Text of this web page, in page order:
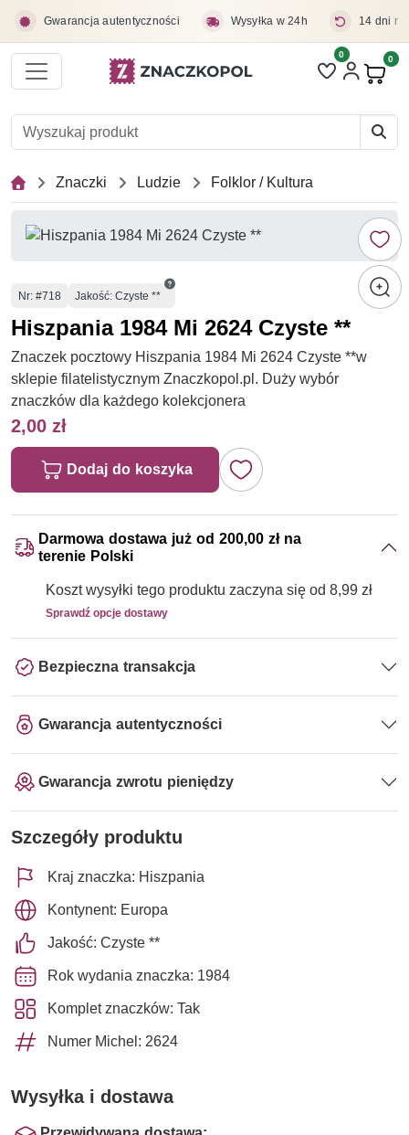
Gwarancja autentyczności Wysyłka w 24h 14 dni
Liczba pozycji
0 0
Znaczki Ludzie Folklor / Kultura
Numer
Nr: #718 Jakość: Czyste **
Hiszpania 1984 Mi 2624 Czyste **
Znaczek pocztowy Hiszpania 1984 Mi 2624 Czyste **w
sklepie filatelistycznym Znaczkopol.pl. Duży wybór
znaczków dla każdego kolekcjonera
2,00 zł
Dodaj do koszyka
Darmowa dostawa już od 200,00 zł na
terenie Polski
Koszt wysyłki tego produktu zaczyna się od 8,99 zł
Sprawdź opcje dostawy
Bezpieczna transakcja
Gwarancja autentyczności
Gwarancja zwrotu pieniędzy
Szczegóły produktu
Kraj znaczka: Hiszpania
Kontynent: Europa
Jakość: Czyste **
Rok wydania znaczka: 1984
Komplet znaczków: Tak
Numer Michel: 2624
Wysyłka i dostawa